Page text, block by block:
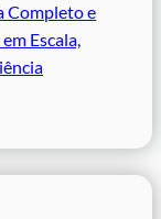
Completo e
Escala,